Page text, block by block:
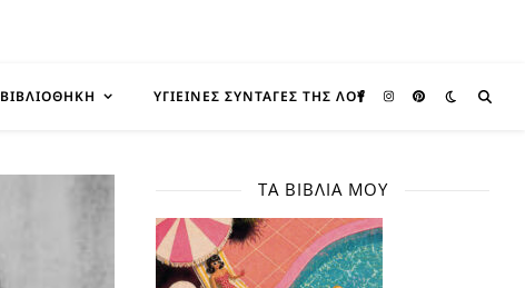
ΒΙΒΛΙΟΘΉΚΗ ΥΓΙΕΙΝΈΣ ΣΥΝΤΑΓΈΣ ΤΗΣ ΛΟΥ
ΤΑ ΒΙΒΛΊΑ ΜΟΥ